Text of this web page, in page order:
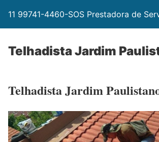
11 99741-4460-SOS Prestadora de
Telhadista Jardim
Telhadista Jardim